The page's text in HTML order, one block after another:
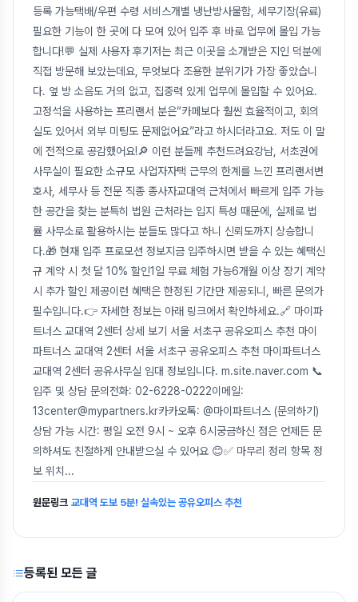
등록 가능택배/우편 수령 서비스개별 냉난방사물함, 세무기장(유료)
필요한 기능이 한 곳에 다 모여 있어 입주 후 바로 업무에 몰입 가능
합니다!💬 실제 사용자 후기저는 최근 이곳을 소개받은 지인 덕분에
직접 방문해 보았는데요, 무엇보다 조용한 분위기가 가장 좋았습니
다. 옆 방 소음도 거의 없고, 집중력 있게 업무에 몰입할 수 있어요.
고정석을 사용하는 프리랜서 분은“카페보다 훨씬 효율적이고, 회의
실도 있어서 외부 미팅도 문제없어요”라고 하시더라고요. 저도 이 말
에 전적으로 공감했어요!🔎 이런 분들께 추천드려요강남, 서초권에
사무실이 필요한 소규모 사업자자택 근무의 한계를 느낀 프리랜서변
호사, 세무사 등 전문 직종 종사자교대역 근처에서 빠르게 입주 가능
한 공간을 찾는 분특히 법원 근처라는 입지 특성 때문에, 실제로 법
률 사무소로 활용하시는 분들도 많다고 하니 신뢰도까지 상승합니
다.🎁 현재 입주 프로모션 정보지금 입주하시면 받을 수 있는 혜택신
규 계약 시 첫 달 10% 할인1일 무료 체험 가능6개월 이상 장기 계약
시 추가 할인 제공이런 혜택은 한정된 기간만 제공되니, 빠른 문의가
필수입니다.👉 자세한 정보는 아래 링크에서 확인하세요.🔗 마이파
트너스 교대역 2센터 상세 보기 서울 서초구 공유오피스 추천 마이
파트너스 교대역 2센터 서울 서초구 공유오피스 추천 마이파트너스
교대역 2센터 공유사무실 임대 정보입니다. m.site.naver.com 📞
입주 및 상담 문의전화: 02-6228-0222이메일:
13center@mypartners.kr카카오톡: @마이파트너스 (문의하기)
상담 가능 시간: 평일 오전 9시 ~ 오후 6시궁금하신 점은 언제든 문
의하셔도 친절하게 안내받으실 수 있어요 😊✅ 마무리 정리 항목 정
보 위치 ...
원문링크 교대역 도보 5분! 실속있는 공유오피스 추천
등록된 모든 글